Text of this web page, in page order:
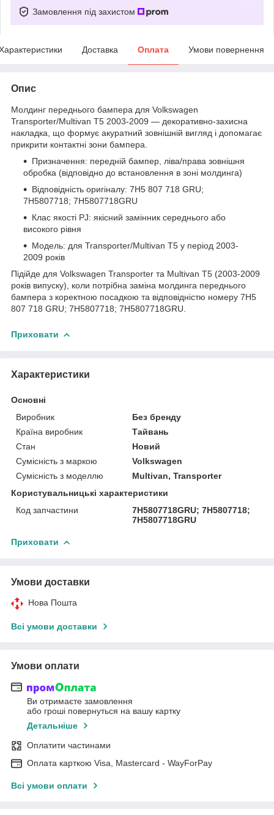
Замовлення під захистом
Доставка Оплата Умови повернення
Опис
Молдинг переднього бампера для Volkswagen
Transporter/Multivan T5 2003-2009 — декоративно-захисна
накладка, що формує акуратний зовнішній вигляд і допомагає
прикрити контактні зони бампера.
Призначення: передній бампер, ліва/права зовнішня
обробка (відповідно до встановлення в зоні молдинга)
Відповідність оригіналу: 7H5 807 718 GRU;
7H5807718; 7H5807718GRU
Клас якості PJ: якісний замінник середнього або
високого рівня
Модель: для Transporter/Multivan T5 у період 2003-
2009 років
Підійде для Volkswagen Transporter та Multivan T5 (2003-2009
років випуску), коли потрібна заміна молдинга переднього
бампера з коректною посадкою та відповідністю номеру 7H5
807 718 GRU; 7H5807718; 7H5807718GRU.
Приховати
Характеристики
Основні
Виробник
Без бренду
Країна виробник
Тайвань
Стан
Новий
Сумісність з маркою
Volkswagen
Сумісність з моделлю
Multivan, Transporter
Користувальницькі характеристики
Код запчастини
7H5807718GRU; 7H5807718;
7H5807718GRU
Приховати
Умови доставки
Нова Пошта
Всі умови доставки
Умови оплати
Ви отримаєте замовлення
або гроші повернуться на вашу картку
Детальніше
Оплатити частинами
Оплата карткою Visa, Mastercard - WayForPay
Всі умови оплати